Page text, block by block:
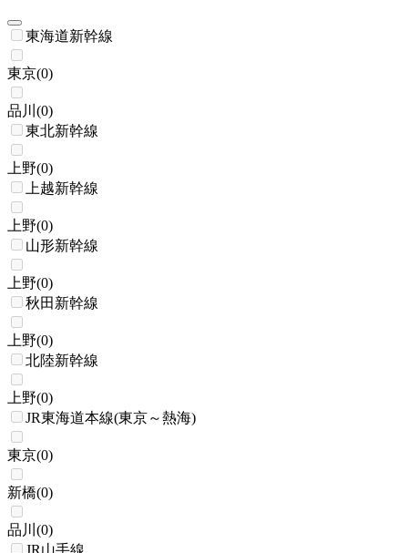
東海道新幹線
東京(0)
品川 (0)
東北新幹線
上野(0)
上越新幹線
上野(0)
山形新幹線
上野(0)
秋田新幹線
上野(0)
北陸新幹線
上野(0)
JR東海道本線(東京～熱海)
東京(0)
新橋(0)
品川 (0)